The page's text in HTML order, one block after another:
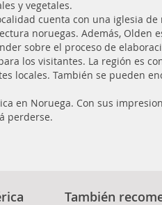
y vegetales.
cuenta con una iglesia
noruegas. Además, Olden
sobre el proceso de
los visitantes. La región es
locales. También se pueden
en Noruega. Con sus
perderse.
También